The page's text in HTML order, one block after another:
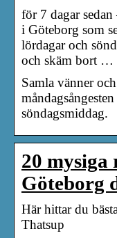
för 7 dagar
i Göteborg som
lördagar och
och skäm bort …
Samla vänner
söndagsmiddag.
20 mysiga
Göteborg
Här hittar du
Thatsup